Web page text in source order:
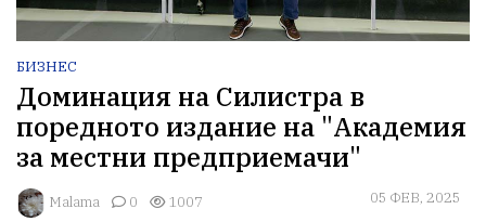
БИЗНЕС
Доминация на Силистра в
поредното издание на "Академия
за местни предприемачи"
Malama 0 1007 05 ФЕВ, 2025